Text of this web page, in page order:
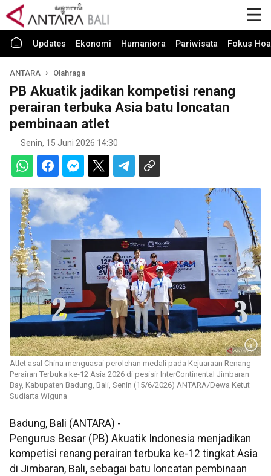
Updates Ekonomi Humaniora Pariwisata Fokus
ANTARA Olahraga
PB Akuatik jadikan kompetisi renang
perairan terbuka Asia batu loncatan
pembinaan atlet
Senin, 15 Juni 2026 14:30
Atlet asal China menguasai perolehan medali pada Kejuaraan Renang
Perairan Terbuka ke-12 Asia 2026 di pesisir InterContinental Jimbaran
Bay, Kabupaten Badung, Bali, Senin (15/6/2026) ANTARA/Dewa Ketut
Sudiarta Wiguna
Badung, Bali (ANTARA) -
Pengurus Besar (PB) Akuatik Indonesia menjadikan
kompetisi renang perairan terbuka ke-12 tingkat Asia
di Jimbaran, Bali, sebagai batu loncatan pembinaan